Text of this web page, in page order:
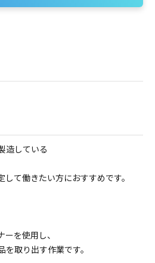
造している
て働きたい方におすすめです。
を使用し、
取り出す作業です。